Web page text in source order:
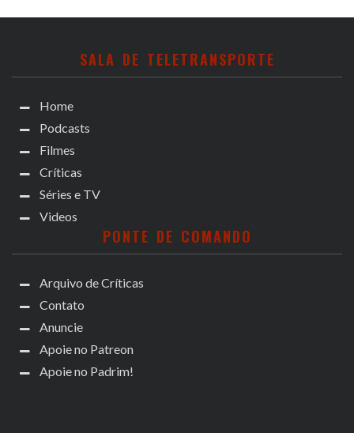
SALA DE TELETRANSPORTE
Home
Podcasts
Filmes
Críticas
Séries e TV
Videos
PONTE DE COMANDO
Arquivo de Críticas
Contato
Anuncie
Apoie no Patreon
Apoie no Padrim!